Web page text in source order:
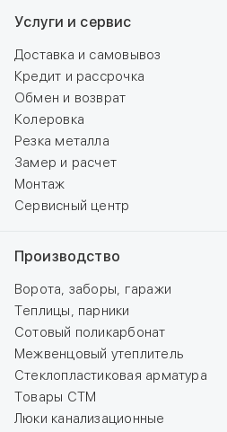
Услуги и сервис
Доставка и самовывоз
Кредит и рассрочка
Обмен и возврат
Колеровка
Резка металла
Замер и расчет
Монтаж
Сервисный центр
Производство
Ворота, заборы, гаражи
Теплицы, парники
Сотовый поликарбонат
Межвенцовый утеплитель
Стеклопластиковая арматура
Товары СТМ
Люки канализационные